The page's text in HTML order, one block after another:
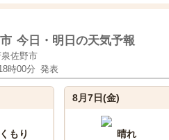
今日・明日の天気予報
佐野市
時00分 発表
もり
8月7日(金)
晴れ